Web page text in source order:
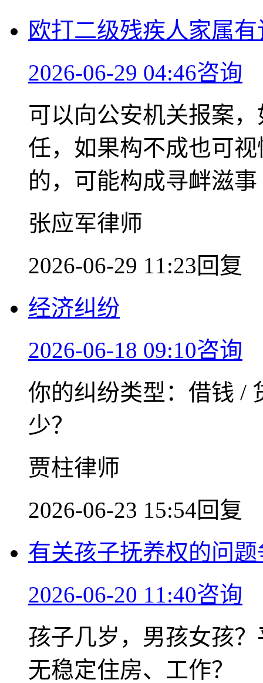
欧打二级残疾人家属
2026-06-29 04:46咨询
可以向公安机关报案
任，如果构不成也可
的，可能构成寻衅滋事
张应军律师
2026-06-29 11:23回复
经济纠纷
2026-06-18 09:10咨询
你的纠纷类型：借钱 /
少？
贾柱律师
2026-06-23 15:54回复
有关孩子抚养权的问
2026-06-20 11:40咨询
孩子几岁，男孩女孩
无稳定住房、工作？